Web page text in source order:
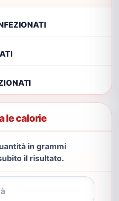
le calorie
in grammi
il risultato.